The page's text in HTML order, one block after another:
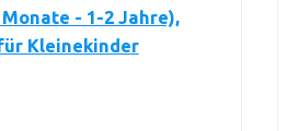
- 1-2 Jahre),
Kleinekinder